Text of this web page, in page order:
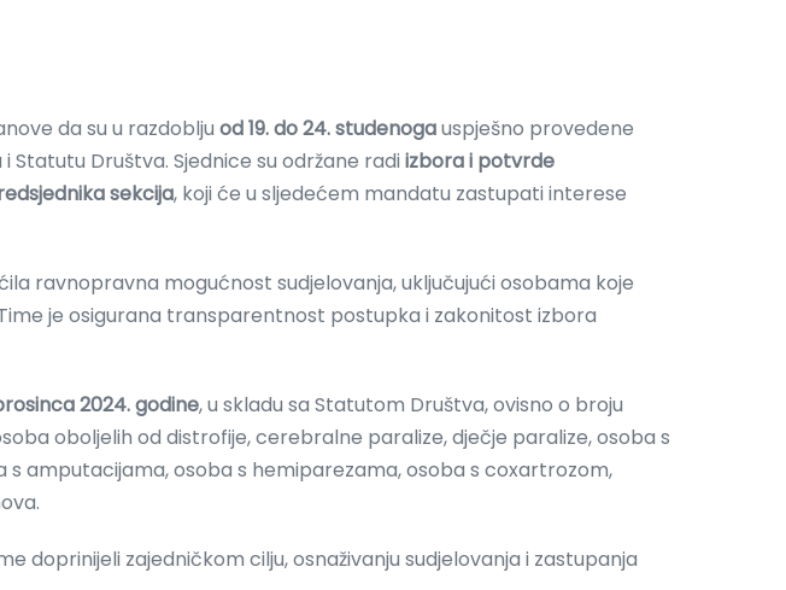
da su u razdoblju od 19. do 24. studenogauspješno provedene
Statutu Društva. Sjednice su održane radi izbora i potvrde
sekcija, koji će u sljedećem mandatu zastupati interese
ravnopravna mogućnost sudjelovanja, uključujući osobama koje
je osigurana transparentnost postupka i zakonitost izbora
2024. godine, u skladu sa Statutom Društva, ovisno o broju
oboljelih od distrofije, cerebralne paralize, dječje paralize, osoba s
amputacijama, osoba s hemiparezama, osoba s coxartrozom,
doprinijeli zajedničkom cilju, osnaživanju sudjelovanja i zastupanja